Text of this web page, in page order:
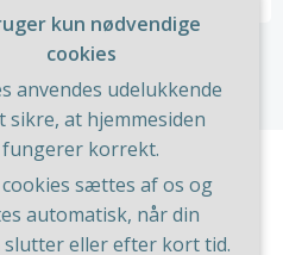
Bygget ved at bruge
ColibriWP Theme .
kun nødvendige
cookies
anvendes udelukkende
sikre, at hjemmesiden
fungerer korrekt.
cookies sættes af os og
automatisk, når din
slutter eller efter kort tid.